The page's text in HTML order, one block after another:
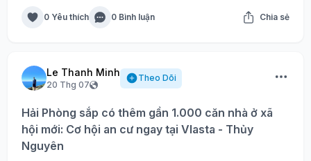
0 Yêu thích 0 Bình luận Chia sẻ
Le Thanh Minh
20 Thg 07
Theo Dõi
Hải Phòng sắp có thêm gần 1.000 căn nhà ở xã
hội mới: Cơ hội an cư ngay tại Vlasta - Thủy
Nguyên